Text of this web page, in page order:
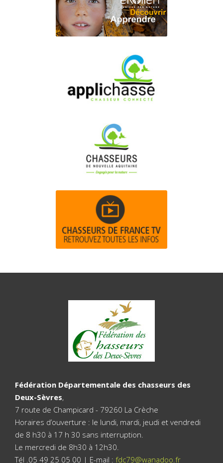
Fédération Départementale des chasseurs des
Deux-Sèvres,
7 route de Champicard - 79260 La Crèche
Horaires d’ouverture : le lundi, mardi, jeudi et vendredi
de 8 h30 à 17 h 30 sans interruption.
Le mercredi de 8h30 à 12h30.
Tél .05 49 25 05 00 | E-mail : fdc79@wanadoo.fr